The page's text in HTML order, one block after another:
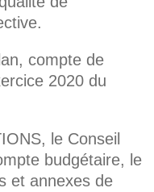
compte de
2020 du
le Conseil
budgétaire, le
et annexes de